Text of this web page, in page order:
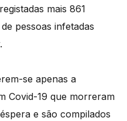
mais 861
pessoas infetadas
se apenas a
Covid-19 que morreram
e são compilados